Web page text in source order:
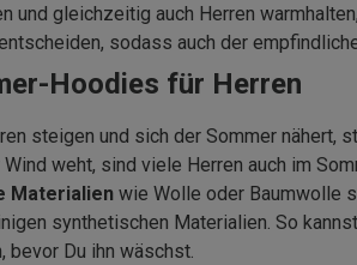
und gleichzeitig auch Herren
sodass auch der
Hoodies für Herren
steigen und sich der Sommer
weht, sind viele Herren auch im
Materialien wie Wolle oder Baumwolle
synthetischen Materialien. So
bevor Du ihn wäschst.